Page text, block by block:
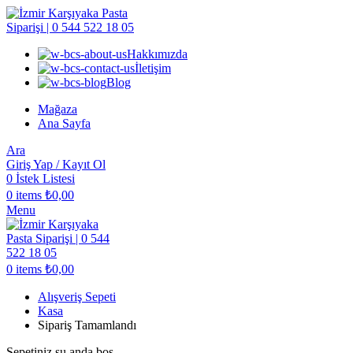
Hakkımızda
İletişim
Blog
Mağaza
Ana Sayfa
Ara
Giriş Yap / Kayıt Ol
0 İstek Listesi
0 items ₺0,00
Menu
0 items ₺0,00
Alışveriş Sepeti
Kasa
Sipariş Tamamlandı